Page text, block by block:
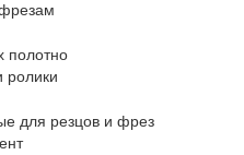
полотно
ролики
для резцов и фрез